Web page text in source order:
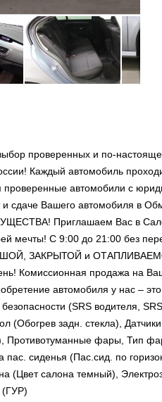
проверенных и по-
Каждый автомобиль
автомобили с
сдаче Вашего автомобиля в
Приглашаем Вас в Салон!
мечты! С 9:00 до 21:00 без
ЗАКРЫТОЙ и
Комиссионная продажа на
автомобиля у нас
(SRS водителя,
(Обогрев задн. стекла),
Противотуманные фары, Тип
сиденья (Пас.сид. по
(Цвет салона темный),
(ГУР)